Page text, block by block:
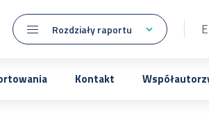
Rozdziały raportu
Kontakt